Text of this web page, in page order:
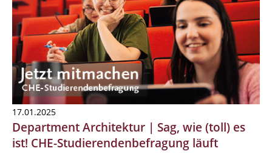
17.01.2025
Department Architektur | Sag, wie (toll) es
ist! CHE-Studierendenbefragung läuft